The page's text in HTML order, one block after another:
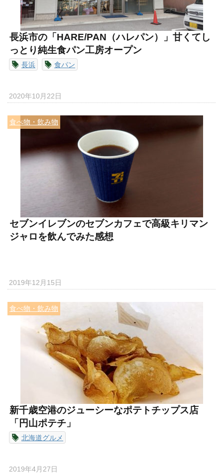
長浜市の「HARE/PAN（ハレパン）」甘くてし
っとり純生食パン工房オープン
長浜 食パン
2020年10月22日
食べ物・飲み物
セブンイレブンのセブンカフェで高級キリマン
ジャロを飲んでみた感想
2019年12月15日
食べ物・飲み物
新千歳空港のジューシーなポテトチップス店
「円山ポテチ」
北海道グルメ
2019年4月27日